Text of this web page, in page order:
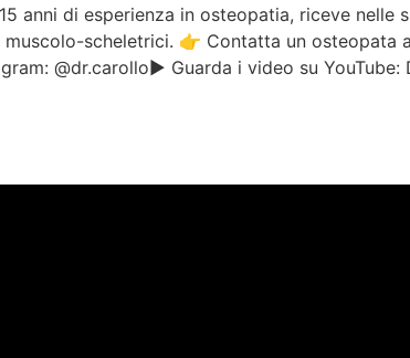
anni di esperienza in osteopatia, riceve nelle
scheletrici. 👉 Contatta un osteopata
@dr.carollo▶️ Guarda i video su YouTube: